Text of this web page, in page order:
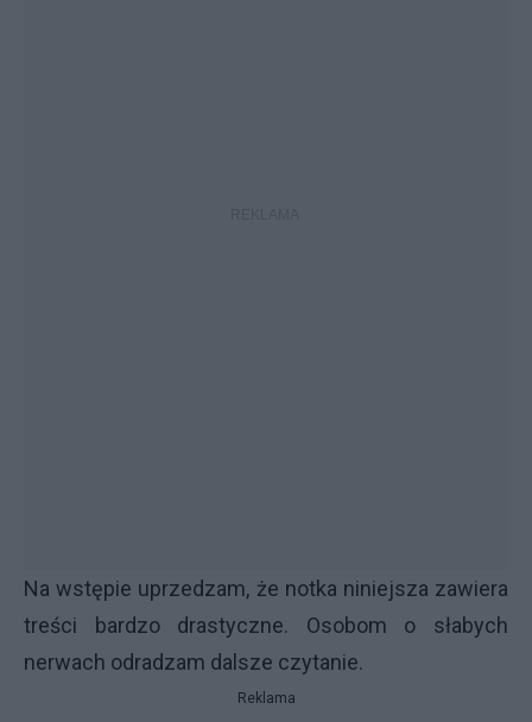
Na wstępie uprzedzam, że notka niniejsza zawiera
treści bardzo drastyczne. Osobom o słabych
nerwach odradzam dalsze czytanie.
Reklama